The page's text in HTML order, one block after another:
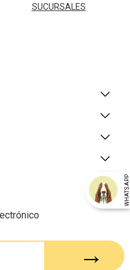
SUCURSALES
WHATSAPP